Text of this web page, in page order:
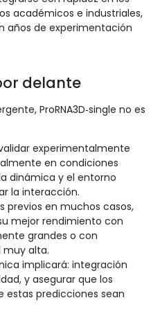
académicos e industriales,
años de experimentación
delante
ProRNA3D‑single no es
experimentalmente
en condiciones
dinámica y el entorno
la interacción.
previos en muchos casos,
mejor rendimiento con
grandes o con
alta.
implicará: integración
y asegurar que los
estas predicciones sean